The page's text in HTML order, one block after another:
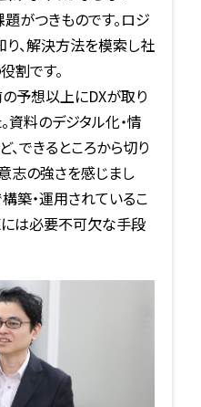
がつきものです。ロジ
、解決方法を模索し社
割です。
予想以上にDXが取り
資料のデジタル化・情
できるところから切り
志の強さを感じまし
築・運用されているこ
には必要不可欠な手段